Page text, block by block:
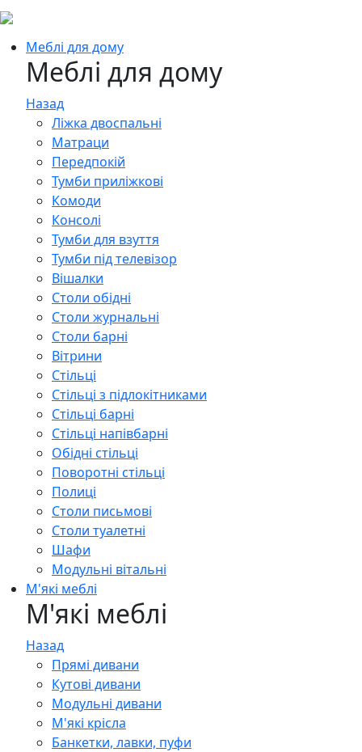
Меблі для дому
Меблі для дому
Назад
Ліжка двоспальні
Матраци
Передпокій
Тумби приліжкові
Комоди
Консолі
Тумби для взуття
Тумби під телевізор
Вішалки
Столи обідні
Столи журнальні
Столи барні
Вітрини
Стільці
Стільці з підлокітниками
Стільці барні
Стільці напівбарні
Обідні стільці
Поворотні стільці
Полиці
Столи письмові
Столи туалетні
Шафи
Модульні вітальні
М'які меблі
М'які меблі
Назад
Прямі дивани
Кутові дивани
Модульні дивани
М'які крісла
Банкетки, лавки, пуфи